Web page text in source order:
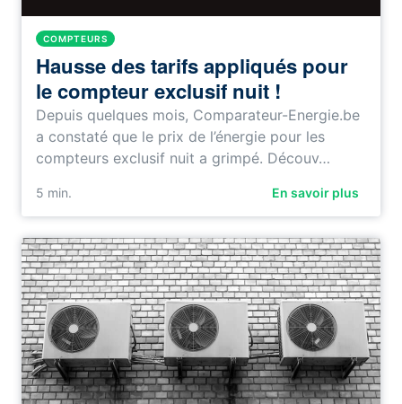
COMPTEURS
Hausse des tarifs appliqués pour
le compteur exclusif nuit !
Depuis quelques mois, Comparateur-Energie.be
a constaté que le prix de l’énergie pour les
compteurs exclusif nuit a grimpé. Découv…
5 min. En savoir plus